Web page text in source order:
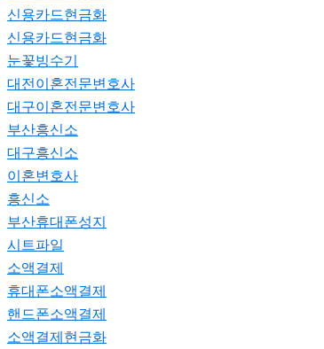
신용카드현금화
신용카드현금화
눈꽃빙수기
대전이혼전문변호사
대구이혼전문변호사
부산흥신소
대구흥신소
이혼변호사
흥신소
부산휴대폰성지
시트파일
소액결제
휴대폰소액결제
핸드폰소액결제
소액결제현금화